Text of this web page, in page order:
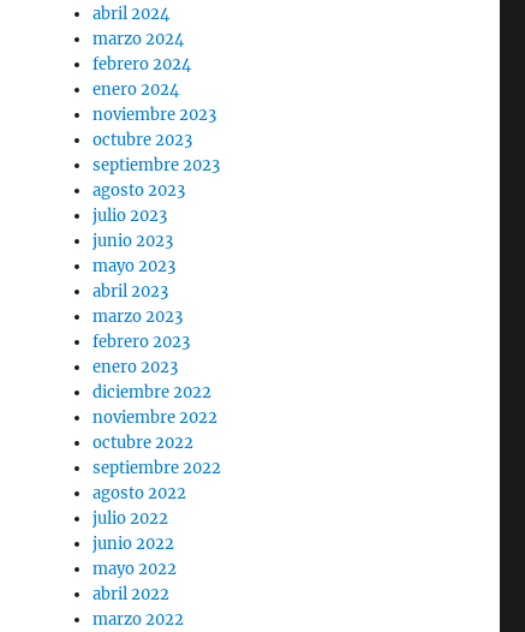
abril 2024
marzo 2024
febrero 2024
enero 2024
noviembre 2023
octubre 2023
septiembre 2023
agosto 2023
julio 2023
junio 2023
mayo 2023
abril 2023
marzo 2023
febrero 2023
enero 2023
diciembre 2022
noviembre 2022
octubre 2022
septiembre 2022
agosto 2022
julio 2022
junio 2022
mayo 2022
abril 2022
marzo 2022